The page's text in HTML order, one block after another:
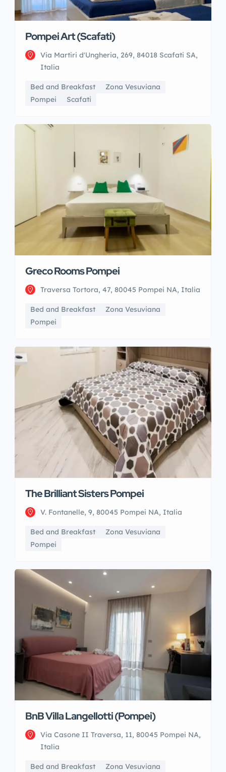
Pompei Art (Scafati)
Via Martiri d'Ungheria, 269, 84018 Scafati SA,
Italia
Bed and Breakfast
Zona Vesuviana
Pompei
Scafati
Greco Rooms Pompei
Traversa Tortora, 47, 80045 Pompei NA, Italia
Bed and Breakfast
Zona Vesuviana
Pompei
The Brilliant Sisters Pompei
V. Fontanelle, 9, 80045 Pompei NA, Italia
Bed and Breakfast
Zona Vesuviana
Pompei
BnB Villa Langellotti (Pompei)
Via Casone II Traversa, 11, 80045 Pompei NA,
Italia
Bed and Breakfast Zona Vesuviana